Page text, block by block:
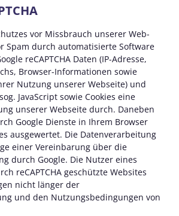
vor Missbrauch unserer Web-
Spam durch automatisierte Software
reCAPTCHA Daten (IP-Adresse,
Browser-Informationen sowie
Nutzung unserer Webseite) und
JavaScript sowie Cookies eine
unserer Webseite durch. Daneben
Google Dienste in Ihrem Browser
ausgewertet. Die Datenverarbeitung
einer Vereinbarung über die
durch Google. Die Nutzer eines
reCAPTCHA geschützte Websites
nicht länger der
und den Nutzungsbedingungen von